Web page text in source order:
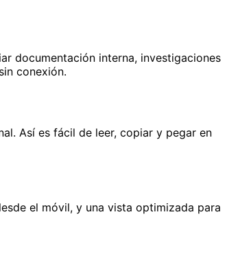
documentación interna, investigaciones
conexión.
Así es fácil de leer, copiar y pegar en
el móvil, y una vista optimizada para